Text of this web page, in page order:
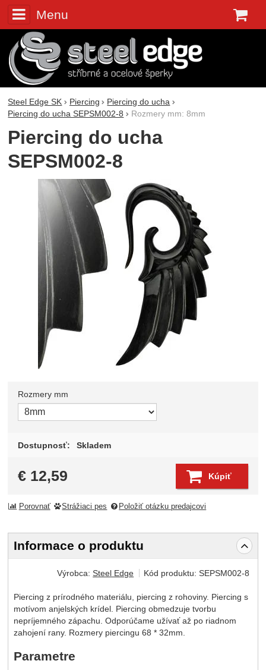
Menu
Steel Edge SK Piercing
Piercing do ucha
Piercing do ucha SEPSM002-8
Rozmery mm: 8mm
Piercing do ucha
SEPSM002-8
Fotografie
Zvoľte variant
Rozmery mm
Dostupnosť: Skladem
€ 12,59 Kúpiť
Porovnať Strážiaci pes Položiť otázku predajcovi
Informace o produktu
Výrobca:Steel Edge Kód produktu:SEPSM002-8
Piercing z prírodného materiálu, piercing z rohoviny. Piercing s
motívom anjelských krídel. Piercing obmedzuje tvorbu
nepríjemného zápachu. Odporúčame užívať až po riadnom
zahojení rany. Rozmery piercingu 68 * 32mm.
Parametre